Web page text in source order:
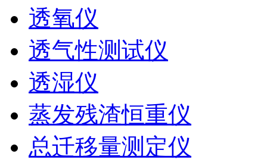
透氧仪
透气性测试仪
透湿仪
蒸发残渣恒重仪
总迁移量测定仪